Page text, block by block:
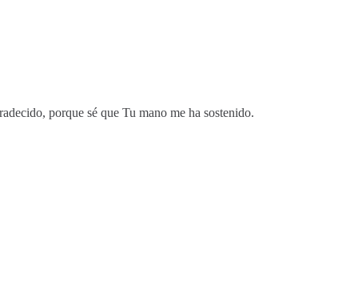
porque sé que Tu mano me ha sostenido.